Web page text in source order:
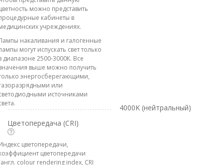
можно представить
кабинеты в
учреждениях.
накаливания и галогенные
могут испускать свет только
диапазоне 2500-3000К. Все
выше можно получить
энергосберегающими,
или
источниками
4000K (нейтральный)
Цветопередача (CRI)
цветопередачи,
цветопередачи
colour rendering index, CRI